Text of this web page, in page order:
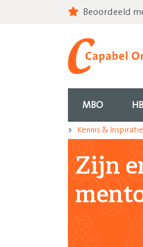
MBO
Beoordeeld
Kennis & Inspiratie
Zijn